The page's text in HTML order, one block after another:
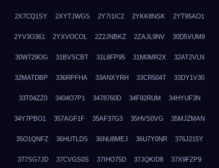
2X7CQ1SY 2XYTJWGS 2Y7I1IC2 2YKK8NSK 2YT95AO1
2YV3O361 2YXVOCOL 2Z2JNBKZ 2ZAJL9NV 30D5VUM9
30W729OG 31BVSCBT 31L8FP95 31M0MR2X 32AT2VLN
32MATDBP 336RPFHA 33ANXYRH 33CR504T 33DY1V30
33T04ZZ0 3404O7P1 3478760D 34F92RUM 34HYUF3N
34Y7PBO1 357AGF1F 35AF37G3 35HVS0VG 35MJZMAN
35O1QNFZ 36HUTLDS 36NU8MEJ 36U7Y0NR 376J215Y
377SG7JD 37CVGS0S 37IHO75D 37JQKID8 37X9FZP9